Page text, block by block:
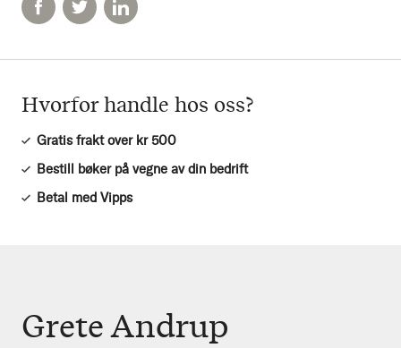
Hvorfor handle hos oss?
Gratis frakt over kr 500
Bestill bøker på vegne av din bedrift
Betal med Vipps
Grete Andrup